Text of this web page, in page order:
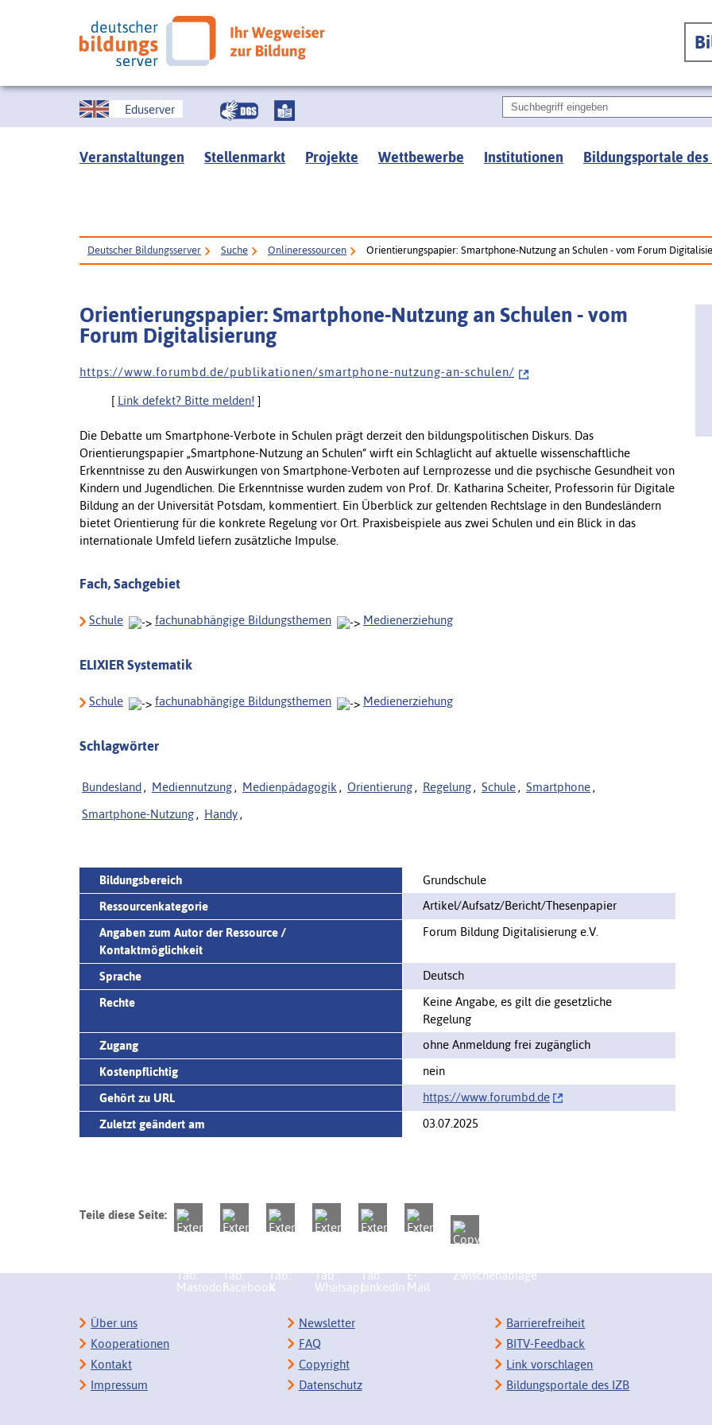
Eduserver
Veranstaltungen Stellenmarkt Projekte Wettbewerbe Institutionen Bildungsportale des
Deutscher Bildungsserver Suche Onlineressourcen Orientierungspapier: Smartphone-Nutzung an Schulen - vom Forum
Orientierungspapier: Smartphone-Nutzung an Schulen - vom
Forum Digitalisierung
h t t p s : / / w w w . f o r u m b d . d e / p u b l i k a t i o n e n / s m a r t p h o n e - n u t z u n g - a n - s c h u l e n /
[ Link defekt? Bitte melden! ]
Die Debatte um Smartphone-Verbote in Schulen prägt derzeit den bildungspolitischen Diskurs. Das
Orientierungspapier „Smartphone-Nutzung an Schulen“ wirft ein Schlaglicht auf aktuelle wissenschaftliche
Erkenntnisse zu den Auswirkungen von Smartphone-Verboten auf Lernprozesse und die psychische Gesundheit von
Kindern und Jugendlichen. Die Erkenntnisse wurden zudem von Prof. Dr. Katharina Scheiter, Professorin für Digitale
Bildung an der Universität Potsdam, kommentiert. Ein Überblick zur geltenden Rechtslage in den Bundesländern
bietet Orientierung für die konkrete Regelung vor Ort. Praxisbeispiele aus zwei Schulen und ein Blick in das
internationale Umfeld liefern zusätzliche Impulse.
Fach, Sachgebiet
Schule fachunabhängige Bildungsthemen Medienerziehung
ELIXIER Systematik
Schule fachunabhängige Bildungsthemen Medienerziehung
Schlagwörter
Bundesland , Mediennutzung , Medienpädagogik , Orientierung , Regelung , Schule , Smartphone ,
Smartphone-Nutzung , Handy ,
Bildungsbereich
Grundschule
Ressourcenkategorie
Artikel/Aufsatz/Bericht/Thesenpapier
Angaben zum Autor der Ressource /
Kontaktmöglichkeit
Forum Bildung Digitalisierung e.V.
Sprache
Deutsch
Rechte
Keine Angabe, es gilt die gesetzliche
Regelung
Zugang
ohne Anmeldung frei zugänglich
Kostenpflichtig
nein
Gehört zu URL
https://‌www.forumbd.de
Zuletzt geändert am
03.07.2025
Teile diese Seite:
Über uns
Kooperationen
Kontakt
Impressum
Newsletter
FAQ
Copyright
Datenschutz
Barrierefreiheit
BITV-Feedback
Link vorschlagen
Bildungsportale des IZB